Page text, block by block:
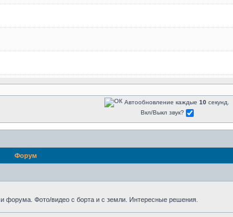
Автообновление каждые 10 секунд.
Вкл/Выкл звук?
Форум
форума. Фото/видео с борта и с земли. Интересные решения.